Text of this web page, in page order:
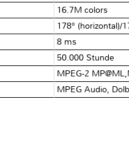
16.7M colors
178° (horizontal)/
8 ms
50.000 Stunde
MPEG-2
MPEG Audio,